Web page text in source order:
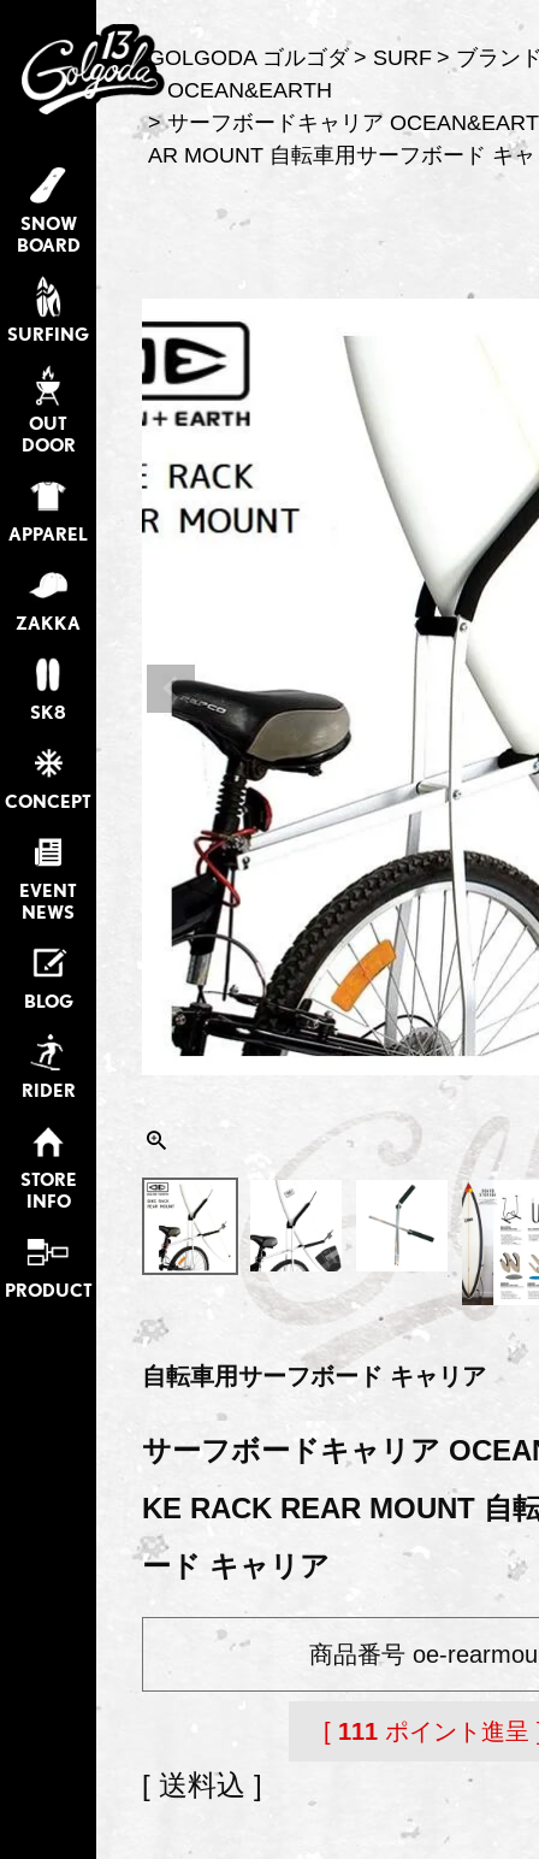
SNOW
BOARD
SURFING
OUT
DOOR
APPAREL
ZAKKA
SK8
CONCEPT
EVENT
NEWS
BLOG
RIDER
STORE
INFO
PRODUCT
GOLGODA ゴルゴダ SURF
ブラン
OCEAN&EARTH
サーフボードキャリア
AR MOUNT 自転車用サーフボード キ
自転車用サーフボード キャリア
サーフボードキャリア
KE RACK REAR MOUNT 自
ード キャリア
商品番号 oe-
[ 111 ポイント進呈
送料込